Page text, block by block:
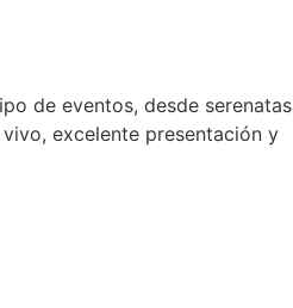
de eventos, desde serenatas
excelente presentación y